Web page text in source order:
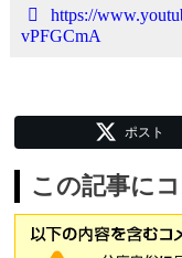
https://
vPFGCmA
ポスト
この記事に